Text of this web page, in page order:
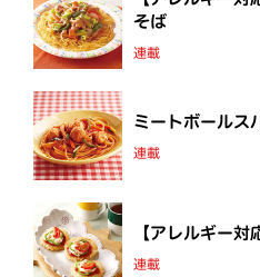
そば
連載
ミートボールス
連載
【アレルギー
連載